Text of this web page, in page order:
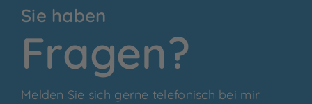
Sie haben
Fragen?
Melden Sie sich gerne telefonisch bei mir